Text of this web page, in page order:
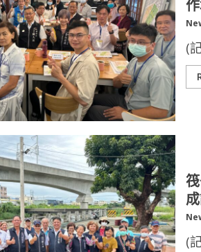
(
(